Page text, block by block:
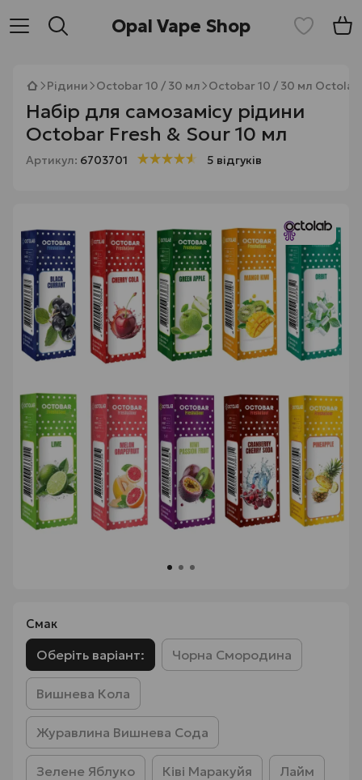
Opal Vape Shop
Рідини Octobar 10 / 30 мл Octobar 10 / 30 мл Octolab
Набір для самозамісу рідини
Octobar Fresh & Sour 10 мл
Артикул: 6703701 5 відгуків
Смак
Оберіть варіант: Чорна Смородина
Вишнева Кола
Журавлина Вишнева Сода
Зелене Яблуко Ківі Маракуйя Лайм